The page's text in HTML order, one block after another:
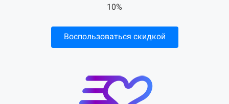
10%
Воспользоваться скидкой